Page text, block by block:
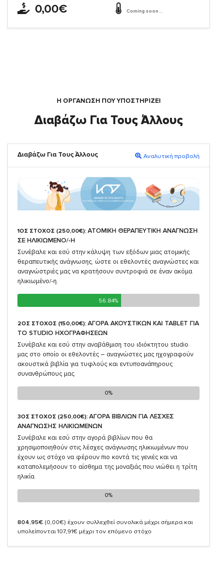
0,00€ Coming soon...
Η ΟΡΓΆΝΩΣΗ ΠΟΥ ΥΠΟΣΤΗΡΙΖΕΙ
Διαβάζω Για Τους Άλλους
Διαβάζω Για Τους Άλλους Αναλυτική προβολή
1ΟΣ ΣΤΟΧΟΣ (250,00€): ΑΤΟΜΙΚΗ ΘΕΡΑΠΕΥΤΙΚΗ ΑΝΑΓΝΩΣΗ
ΣΕ ΗΛΙΚΙΩΜΕΝΟ/-Η
Συνέβαλε και εσύ στην κάλυψη των εξόδων μιας ατομικής
θεραπευτικής ανάγνωσης, ώστε οι εθελοντές αναγνώστες και
αναγνώστριές μας να κρατήσουν συντροφιά σε έναν ακόμα
ηλικιωμένο/-η.
56.84%
56.84%
2ΟΣ ΣΤΟΧΟΣ (150,00€): ΑΓΟΡΑ ΑΚΟΥΣΤΙΚΩΝ ΚΑΙ TABLET ΓΙΑ
TO STUDIO ΗΧΟΓΡΑΦΗΣΕΩΝ
Συνέβαλε και εσύ στην αναβάθμιση του ιδιόκτητου studio
μας στο οποίο οι εθελοντές – αναγνώστες μας ηχογραφούν
ακουστικά βιβλία για τυφλούς και εντυποανάπηρους
συνανθρώπους μας.
0%
0%
3ΟΣ ΣΤΟΧΟΣ (250,00€): ΑΓΟΡΑ ΒΙΒΛΙΩΝ ΓΙΑ ΛΕΣΧΕΣ
ΑΝΑΓΝΩΣΗΣ ΗΛΙΚΙΩΜΕΝΩΝ
Συνέβαλε και εσύ στην αγορά βιβλίων που θα
χρησιμοποιηθούν στις λέσχες ανάγνωσης ηλικιωμένων που
έχουν ως στόχο να φέρουν πιο κοντά τις γενιές και να
καταπολεμήσουν το αίσθημα της μοναξιάς που νιώθει η τρίτη
ηλικία.
0%
0%
804,95€ (0,00€) έχουν συλλεχθεί συνολικά μέχρι σήμερα και
υπολείπονται 107,91€ μέχρι τον επόμενο στόχο